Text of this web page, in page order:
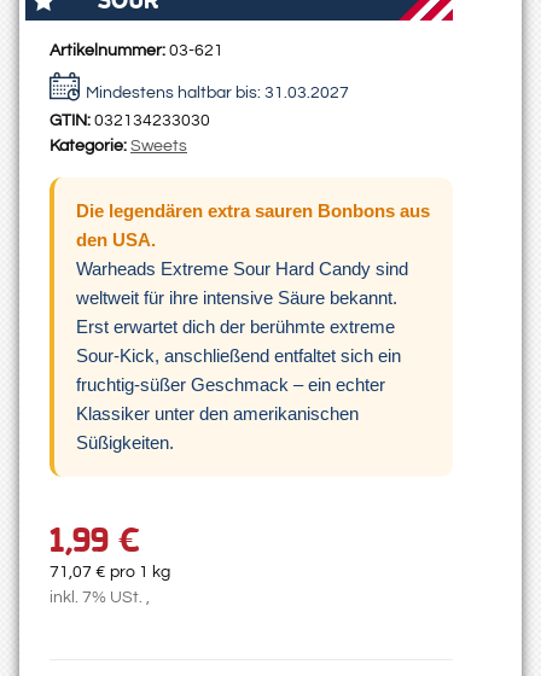
Artikelnummer: 03-621
Mindestens haltbar bis: 31.03.2027
GTIN: 032134233030
Kategorie: Sweets
Die legendären extra sauren Bonbons aus
den USA.
Warheads Extreme Sour Hard Candy sind
weltweit für ihre intensive Säure bekannt.
Erst erwartet dich der berühmte extreme
Sour-Kick, anschließend entfaltet sich ein
fruchtig-süßer Geschmack – ein echter
Klassiker unter den amerikanischen
Süßigkeiten.
1,99 €
71,07 € pro 1 kg
inkl. 7% USt. ,